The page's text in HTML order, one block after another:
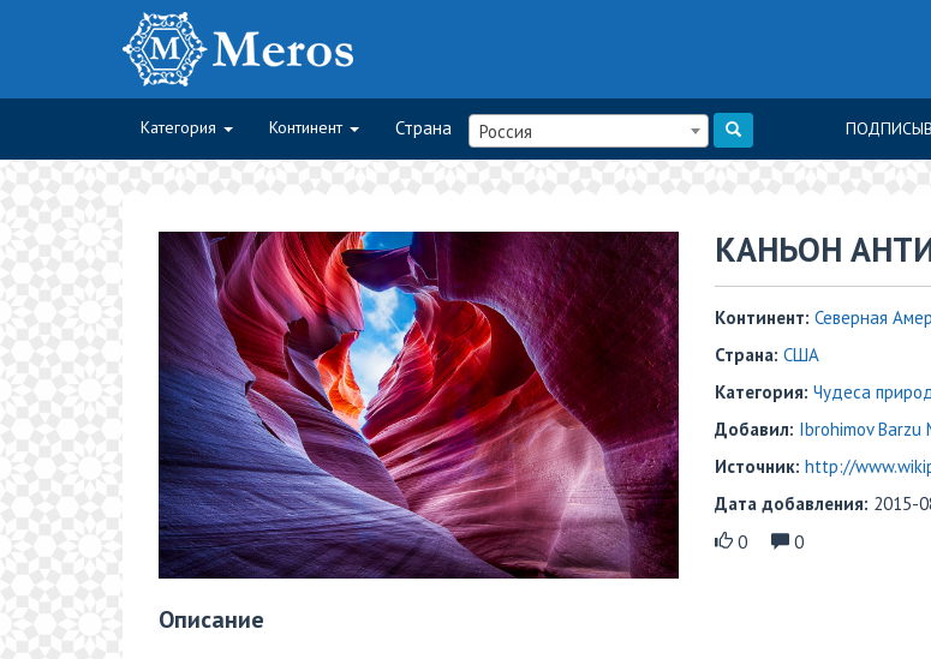
Категория Континент Страна Россия
​КАНЬОН
Континент: Северная
Страна: США
Категория: Чудеса
Добавил: Ibrohimov Barzu
Источник: http://
Дата добавления: 2015-
0
0
Описание